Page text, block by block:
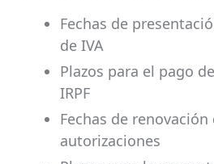
Fechas de
de IVA
Plazos para el pago
IRPF
Fechas de
autorizaciones